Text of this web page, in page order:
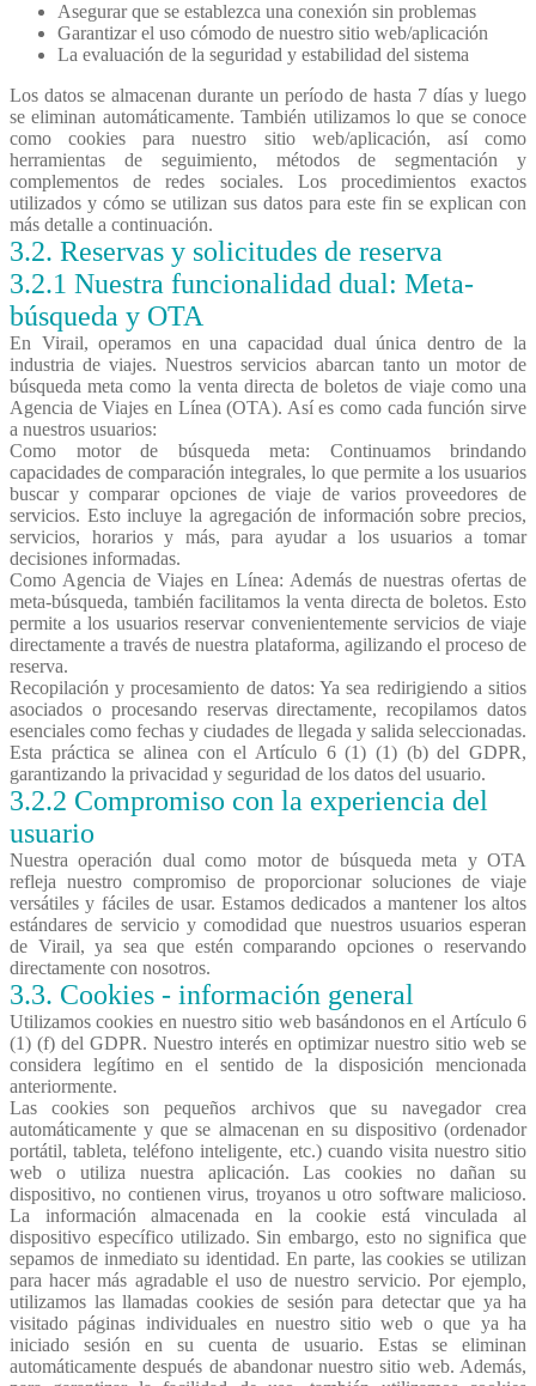
Asegurar que se establezca una conexión sin problemas
Garantizar el uso cómodo de nuestro sitio web/aplicación
La evaluación de la seguridad y estabilidad del sistema
Los datos se almacenan durante un período de hasta 7 días y luego
se eliminan automáticamente. También utilizamos lo que se conoce
como cookies para nuestro sitio web/aplicación, así como
herramientas de seguimiento, métodos de segmentación y
complementos de redes sociales. Los procedimientos exactos
utilizados y cómo se utilizan sus datos para este fin se explican con
más detalle a continuación.
3.2. Reservas y solicitudes de reserva
3.2.1 Nuestra funcionalidad dual: Meta-
búsqueda y OTA
En Virail, operamos en una capacidad dual única dentro de la
industria de viajes. Nuestros servicios abarcan tanto un motor de
búsqueda meta como la venta directa de boletos de viaje como una
Agencia de Viajes en Línea (OTA). Así es como cada función sirve
a nuestros usuarios:
Como motor de búsqueda meta: Continuamos brindando
capacidades de comparación integrales, lo que permite a los usuarios
buscar y comparar opciones de viaje de varios proveedores de
servicios. Esto incluye la agregación de información sobre precios,
servicios, horarios y más, para ayudar a los usuarios a tomar
decisiones informadas.
Como Agencia de Viajes en Línea: Además de nuestras ofertas de
meta-búsqueda, también facilitamos la venta directa de boletos. Esto
permite a los usuarios reservar convenientemente servicios de viaje
directamente a través de nuestra plataforma, agilizando el proceso de
reserva.
Recopilación y procesamiento de datos: Ya sea redirigiendo a sitios
asociados o procesando reservas directamente, recopilamos datos
esenciales como fechas y ciudades de llegada y salida seleccionadas.
Esta práctica se alinea con el Artículo 6 (1) (1) (b) del GDPR,
garantizando la privacidad y seguridad de los datos del usuario.
3.2.2 Compromiso con la experiencia del
usuario
Nuestra operación dual como motor de búsqueda meta y OTA
refleja nuestro compromiso de proporcionar soluciones de viaje
versátiles y fáciles de usar. Estamos dedicados a mantener los altos
estándares de servicio y comodidad que nuestros usuarios esperan
de Virail, ya sea que estén comparando opciones o reservando
directamente con nosotros.
3.3. Cookies - información general
Utilizamos cookies en nuestro sitio web basándonos en el Artículo 6
(1) (f) del GDPR. Nuestro interés en optimizar nuestro sitio web se
considera legítimo en el sentido de la disposición mencionada
anteriormente.
Las cookies son pequeños archivos que su navegador crea
automáticamente y que se almacenan en su dispositivo (ordenador
portátil, tableta, teléfono inteligente, etc.) cuando visita nuestro sitio
web o utiliza nuestra aplicación. Las cookies no dañan su
dispositivo, no contienen virus, troyanos u otro software malicioso.
La información almacenada en la cookie está vinculada al
dispositivo específico utilizado. Sin embargo, esto no significa que
sepamos de inmediato su identidad. En parte, las cookies se utilizan
para hacer más agradable el uso de nuestro servicio. Por ejemplo,
utilizamos las llamadas cookies de sesión para detectar que ya ha
visitado páginas individuales en nuestro sitio web o que ya ha
iniciado sesión en su cuenta de usuario. Estas se eliminan
automáticamente después de abandonar nuestro sitio web. Además,